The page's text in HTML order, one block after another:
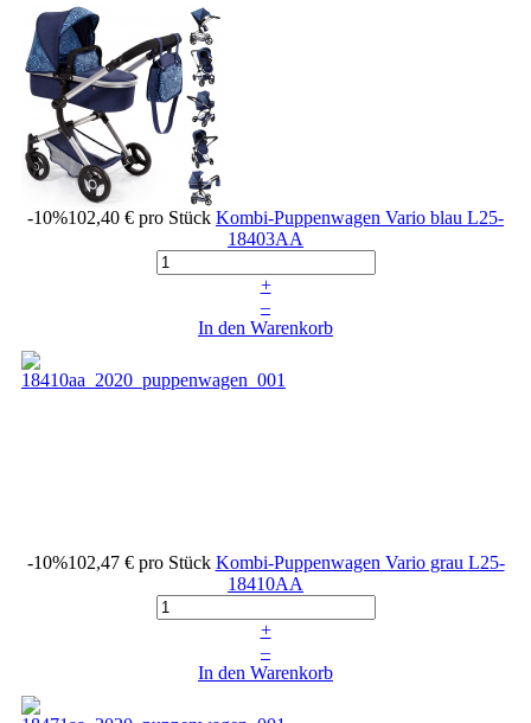
-10%102,40 € pro Stück Kombi-Puppenwagen Vario blau L25-
18403AA
+
–
In den Warenkorb
-10%102,47 € pro Stück Kombi-Puppenwagen Vario grau L25-
18410AA
+
–
In den Warenkorb